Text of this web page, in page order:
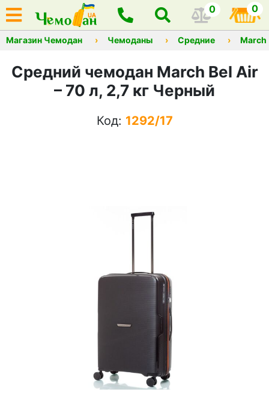
0 0
Магазин Чемодан Чемоданы Средние March
Средний чемодан March Bel Air
– 70 л, 2,7 кг Черный
Код: 1292/17